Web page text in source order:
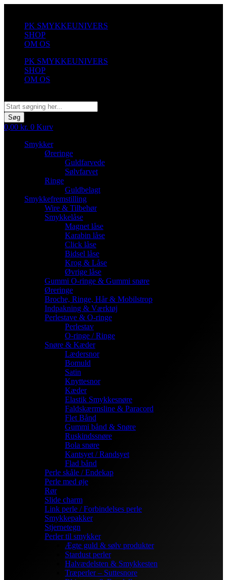
indholdPK SMYKKEUNIVERS
SHOP
OM OS
PK SMYKKEUNIVERS
SHOP
OM OS
Søg
0,00 kr. 0 Kurv
Smykker
Øreringe
Guldfarvede
Sølvfarvet
Ringe
Guldbelagt
Smykkefremstilling
Wire & Tilbehør
Smykkelåse
Magnet låse
Karabin låse
Click låse
Bidsel låse
Krog & Låse
Øvrige låse
Gummi O-ringe & Gummi snøre
Øreringe
Broche, Ringe, Hår & Mobilstrop
Indpakning & Værktøj
Perlestave & O-ringe
Perlestav
O-ringe / Ringe
Snøre & Kæder
Lædersnor
Bomuld
Satin
Knyttesnor
Kæder
Elastik Smykkesnøre
Faldskærmsline & Paracord
Flet Bånd
Gummi bånd & Snøre
Ruskindssnøre
Bola snøre
Kantsyet / Randsyet
Flad bånd
Perle skåle / Endekap
Perle med øje
Rør
Slide charm
Link perle / Forbindelses perle
Smykkepakker
Stjernetegn
Perler til smykker
Ægte guld & sølv produkter
Stardust perler
Halvædelsten & Smykkesten
Træperler – Suttesnore